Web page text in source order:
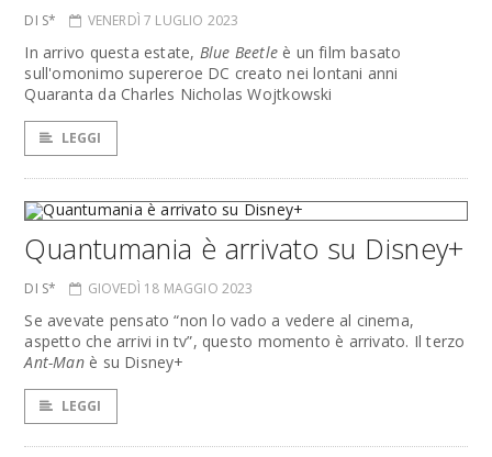
DI S* VENERDÌ 7 LUGLIO 2023
In arrivo questa estate, Blue Beetleè un film basato
sull'omonimo supereroe DC creato nei lontani anni
Quaranta da Charles Nicholas Wojtkowski
LEGGI
Quantumania è arrivato su Disney+
DI S* GIOVEDÌ 18 MAGGIO 2023
Se avevate pensato “non lo vado a vedere al cinema,
aspetto che arrivi in tv”, questo momento è arrivato. Il terzo
Ant-Manè su Disney+
LEGGI